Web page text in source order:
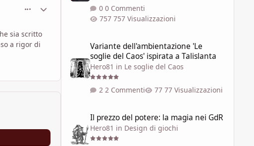
Statistiche Autore
sia scritto
a rigor di
0 Commenti
757 Visualizzazioni
Variante dell'ambientazione 'Le
soglie del Caos' ispirata a Talislanta
Hero81 in Le soglie del Caos
2 Commenti 77 Visualizzazioni
Il prezzo del potere: la magia nei GdR
Hero81 in Design di giochi